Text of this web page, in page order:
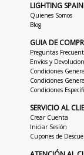
LIGHTING SPAIN
Quienes Somos
Blog
GUIA DE
Preguntas
Envíos y
Condiciones
Condiciones
Condiciones
SERVICIO AL
Crear Cuenta
Iniciar Sesión
Cupones de